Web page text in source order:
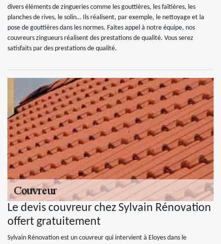
divers éléments de zingueries comme les gouttières, les faîtières, les
planches de rives, le solin… Ils réalisent, par exemple, le nettoyage et la
pose de gouttières dans les normes. Faites appel à notre équipe, nos
couvreurs zingueurs réalisent des prestations de qualité. Vous serez
satisfaits par des prestations de qualité.
Le devis couvreur chez Sylvain Rénovation
offert gratuitement
Sylvain Rénovation est un couvreur qui intervient à Eloyes dans le